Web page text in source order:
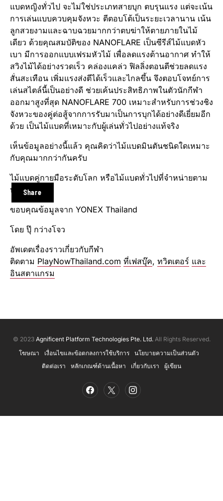
Share
แบดหญิงทั่วไป จะไม่ใช่ประเภทสายบุก ตบรุนแรง แต่จะเน้น
การเล่นแบบควบคุมจังหวะ ตีตอบโต้เป็นระยะเวลานาน เน้น
ลูกสวยงามและฉาบฉวยมากกว่าตบฆ่าให้ตายภายในไม้
เดียว ด้วยคุณสมบัติของ NANOFLARE เป็นซีรีส์ไม้แบดหัว
เบา มีการออกแบบเฟรมหัวไม้ เพื่อลดแรงต้านอากาศ ทำให้
สวิงไม้ได้อย่างรวดเร็ว คล่องแคล่ว ฟิลลิ่งตอนตีช่วยลดแรง
สั่นสะเทือน เพิ่มแรงส่งตีได้เร็วและไกลขึ้น จึงตอบโจทย์การ
เล่นสไตล์นี้เป็นอย่างดี ช่วยเค้นประสิทธิภาพในตัวนักกีฬา
ออกมาสูงที่สุด NANOFLARE 700 เหมาะสำหรับการช่วงชิง
จังหวะของคู่ต่อสู้จากการรับมาเป็นการบุกได้อย่างดีเยี่ยมอีก
ด้วย เป็นไม้แบดที่เหมาะกับผู้เล่นทั่วไปอย่างแท้จริง
เห็นข้อมูลอย่างนี้แล้ว คุณคิดว่าไม้แบดมินตันชนิดใดเหมาะ
กับคุณมากกว่ากันครับ
ไม้แบดคู่กายมือระดับโลก หรือไม้แบดทั่วไปที่จำหน่ายตาม
ท้องตลาด
ขอบคุณข้อมูลจาก YONEX Thailand
โดย ปุ๊ กว่างโจว
อัพเดตเรื่องราวเกี่ยวกับกีฬา
ติดตาม PlayNowThailand.com ที่เฟสบุ๊ค, ทวิตเตอร์ และ
อินสตาแกรม
© 2023 Agnificent Platform Technologies Pte. Ltd. All Rights Reserved.
โฆษณา เงื่อนไขและข้อตกลงการใช้บริการ
นโยบายความเป็นส่วนตัว
ติดต่อเรา
หลักเกณฑ์ด้านเนื้อหา เกี่ยวกับเรา ผู้เขียน